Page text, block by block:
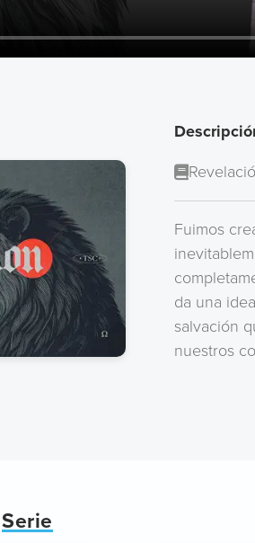
Fuimos
da una
salvación
nuestros
Serie